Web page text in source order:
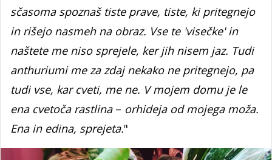
sčasoma spoznaš tiste prave, tiste, ki pritegnejo
in rišejo nasmeh na obraz. Vse te 'visečke' in
naštete me niso sprejele, ker jih nisem jaz. Tudi
anthuriumi me za zdaj nekako ne pritegnejo, pa
tudi vse, kar cveti, me ne. V mojem domu je le
ena cvetoča rastlina – orhideja od mojega moža.
Ena in edina, sprejeta."